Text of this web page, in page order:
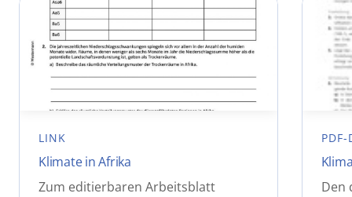
LINK
Klimate in Afrika
Zum editierbaren Arbeitsblatt
PDF-
Den